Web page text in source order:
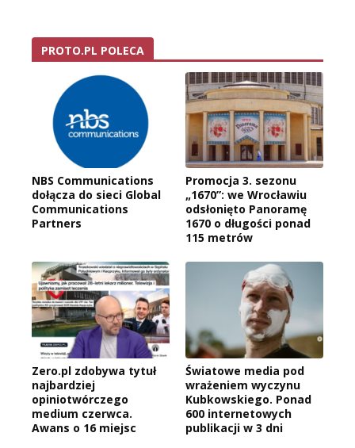
PROTO.PL POLECA
NBS Communications
dołącza do sieci Global
Communications
Partners
Promocja 3. sezonu
„1670”: we Wrocławiu
odsłonięto Panoramę
1670 o długości ponad
115 metrów
Zero.pl zdobywa tytuł
najbardziej
opiniotwórczego
medium czerwca.
Awans o 16 miejsc
Światowe media pod
wrażeniem wyczynu
Kubkowskiego. Ponad
600 internetowych
publikacji w 3 dni